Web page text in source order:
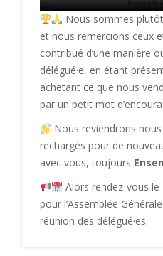
Nous sommes plutôt
et nous remercions ceux
contribué d’une manière
délégué·e, en étant
achetant ce que nous
par un petit mot
Nous reviendrons
rechargés pour de
avec vous, toujours
Alors rendez-vous le
pour l’Assemblée
réunion des délégué·es.